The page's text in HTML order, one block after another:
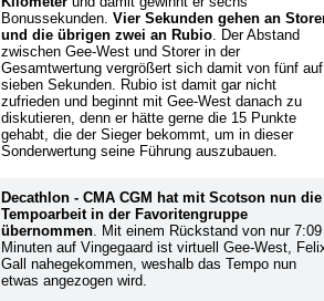
Bonussekunden. Vier Sekunden gehen an
und die übrigen zwei an Rubio. Der Abstand
zwischen Gee-West und Storer in der
Gesamtwertung vergrößert sich damit von fünf auf
sieben Sekunden. Rubio ist damit gar nicht
zufrieden und beginnt mit Gee-West danach zu
diskutieren, denn er hätte gerne die 15 Punkte
gehabt, die der Sieger bekommt, um in dieser
Sonderwertung seine Führung auszubauen.
Decathlon - CMA CGM hat mit Scotson nun die
Tempoarbeit in der Favoritengruppe
übernommen. Mit einem Rückstand von nur 7:09
Minuten auf Vingegaard ist virtuell Gee-West,
Gall nahegekommen, weshalb das Tempo nun
etwas angezogen wird.